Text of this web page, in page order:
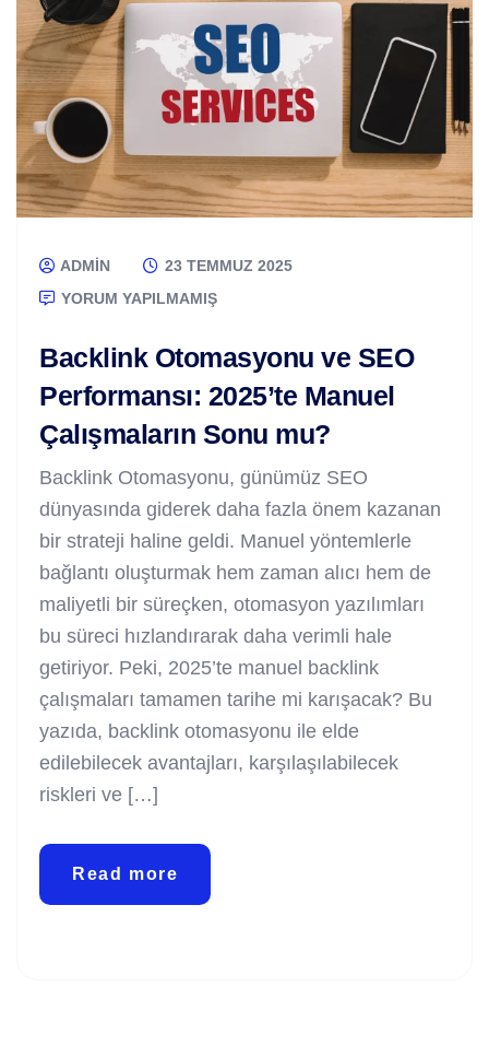
ADMIN
23 TEMMUZ 2025
YORUM YAPILMAMIŞ
Backlink Otomasyonu ve SEO
Performansı: 2025’te Manuel
Çalışmaların Sonu mu?
Backlink Otomasyonu, günümüz SEO
dünyasında giderek daha fazla önem kazanan
bir strateji haline geldi. Manuel yöntemlerle
bağlantı oluşturmak hem zaman alıcı hem de
maliyetli bir süreçken, otomasyon yazılımları
bu süreci hızlandırarak daha verimli hale
getiriyor. Peki, 2025’te manuel backlink
çalışmaları tamamen tarihe mi karışacak? Bu
yazıda, backlink otomasyonu ile elde
edilebilecek avantajları, karşılaşılabilecek
riskleri ve […]
Read more